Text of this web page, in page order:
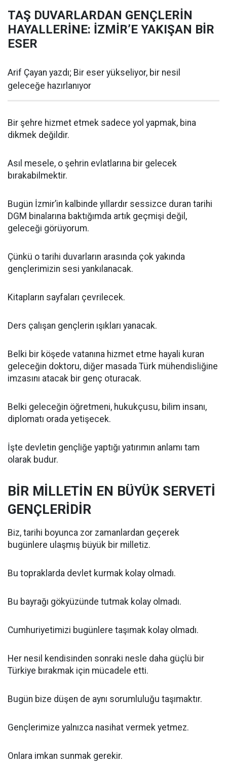
TAŞ DUVARLARDAN GENÇLERİN
HAYALLERİNE: İZMİR’E YAKIŞAN BİR
ESER
Arif Çayan yazdı; Bir eser yükseliyor, bir nesil
geleceğe hazırlanıyor
Bir şehre hizmet etmek sadece yol yapmak, bina
dikmek değildir.
Asıl mesele, o şehrin evlatlarına bir gelecek
bırakabilmektir.
Bugün İzmir’in kalbinde yıllardır sessizce duran tarihi
DGM binalarına baktığımda artık geçmişi değil,
geleceği görüyorum.
Çünkü o tarihi duvarların arasında çok yakında
gençlerimizin sesi yankılanacak.
Kitapların sayfaları çevrilecek.
Ders çalışan gençlerin ışıkları yanacak.
Belki bir köşede vatanına hizmet etme hayali kuran
geleceğin doktoru, diğer masada Türk mühendisliğine
imzasını atacak bir genç oturacak.
Belki geleceğin öğretmeni, hukukçusu, bilim insanı,
diplomatı orada yetişecek.
İşte devletin gençliğe yaptığı yatırımın anlamı tam
olarak budur.
BİR MİLLETİN EN BÜYÜK SERVETİ
GENÇLERİDİR
Biz, tarihi boyunca zor zamanlardan geçerek
bugünlere ulaşmış büyük bir milletiz.
Bu topraklarda devlet kurmak kolay olmadı.
Bu bayrağı gökyüzünde tutmak kolay olmadı.
Cumhuriyetimizi bugünlere taşımak kolay olmadı.
Her nesil kendisinden sonraki nesle daha güçlü bir
Türkiye bırakmak için mücadele etti.
Bugün bize düşen de aynı sorumluluğu taşımaktır.
Gençlerimize yalnızca nasihat vermek yetmez.
Onlara imkan sunmak gerekir.